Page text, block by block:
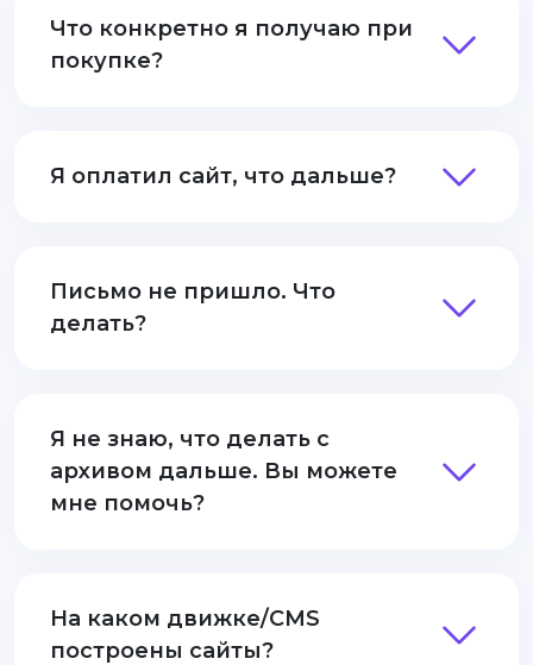
Что конкретно я получаю при
покупке?
Я оплатил сайт, что дальше?
Письмо не пришло. Что
делать?
Я не знаю, что делать с
архивом дальше. Вы можете
мне помочь?
На каком движке/CMS
построены сайты?